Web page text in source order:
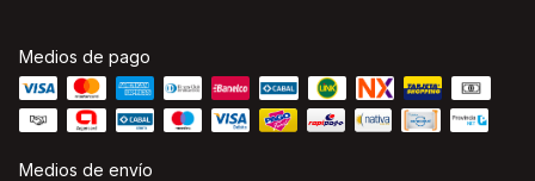
Medios de pago
Medios de envío